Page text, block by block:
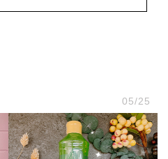
05/25